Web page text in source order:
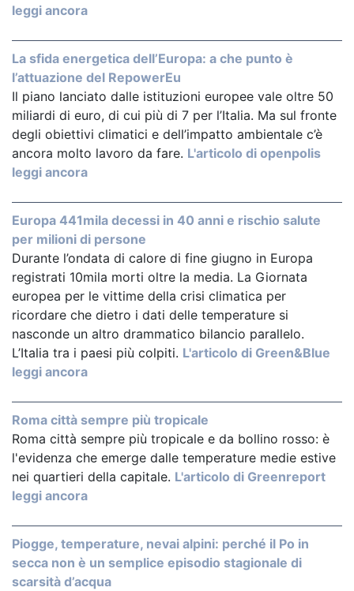
leggi ancora
La sfida energetica dell’Europa: a che punto è
l’attuazione del RepowerEu
Il piano lanciato dalle istituzioni europee vale oltre 50
miliardi di euro, di cui più di 7 per l’Italia. Ma sul fronte
degli obiettivi climatici e dell’impatto ambientale c’è
ancora molto lavoro da fare. L'articolo di openpolis
leggi ancora
Europa 441mila decessi in 40 anni e rischio salute
per milioni di persone
Durante l’ondata di calore di fine giugno in Europa
registrati 10mila morti oltre la media. La Giornata
europea per le vittime della crisi climatica per
ricordare che dietro i dati delle temperature si
nasconde un altro drammatico bilancio parallelo.
L’Italia tra i paesi più colpiti. L'articolo di Green&Blue
leggi ancora
Roma città sempre più tropicale
Roma città sempre più tropicale e da bollino rosso: è
l'evidenza che emerge dalle temperature medie estive
nei quartieri della capitale. L'articolo di Greenreport
leggi ancora
Piogge, temperature, nevai alpini: perché il Po in
secca non è un semplice episodio stagionale di
scarsità d’acqua